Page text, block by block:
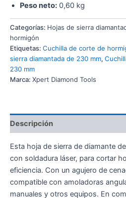
Peso neto: 0,60 kg
Categorías: Hojas de sierra
hormigón
Etiquetas: Cuchilla de corte de
sierra diamantada de 230 mm,
230 mm
Marca: Xpert Diamond Tools
Descripción
Esta hoja de sierra de diamante
con soldadura láser, para cortar
eficiencia. Con un agujero de
compatible con amoladoras
manuales y otros equipos. En